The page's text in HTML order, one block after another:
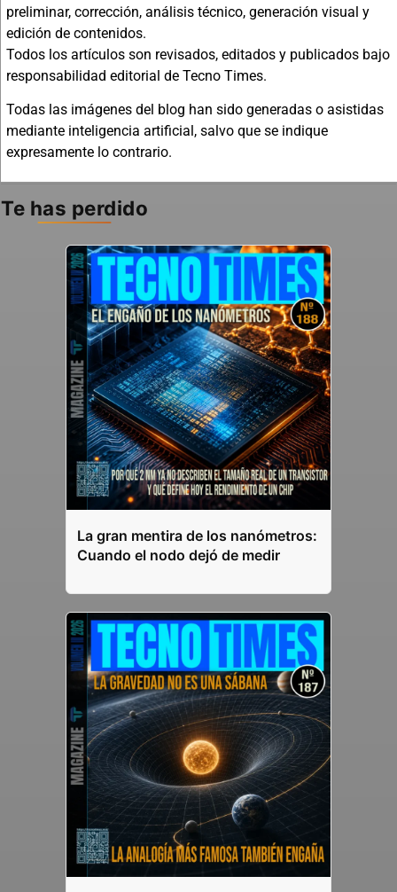
preliminar, corrección, análisis técnico, generación visual y
edición de contenidos.
Todos los artículos son revisados, editados y publicados bajo
responsabilidad editorial de Tecno Times.
Todas las imágenes del blog han sido generadas o asistidas
mediante inteligencia artificial, salvo que se indique
expresamente lo contrario.
Te has perdido
La gran mentira de los nanómetros:
Cuando el nodo dejó de medir